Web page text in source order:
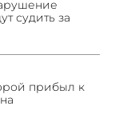
судить за
прибыл к